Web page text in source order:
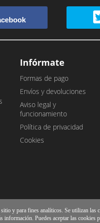
Infórmate
Formas de pago
Envíos y devoluciones
Aviso legal y
funcionamiento
Política de privacidad
Cookies
y para fines analíticos. Se utilizan las
información. Puedes aceptar las cookies